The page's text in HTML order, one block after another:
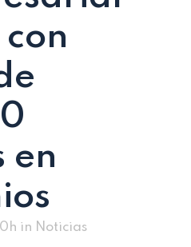
en
in Noticias